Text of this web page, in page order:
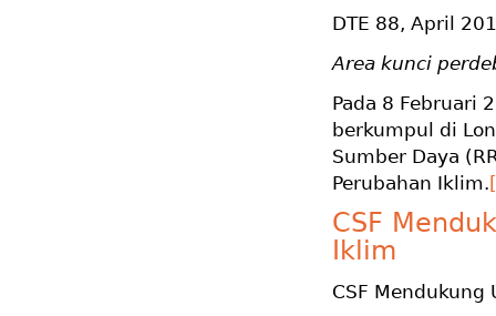
DTE 88, April
Area kunci
Pada 8 Februari
berkumpul di
Sumber Daya
Perubahan Iklim.
CSF
Iklim
CSF Mendukung